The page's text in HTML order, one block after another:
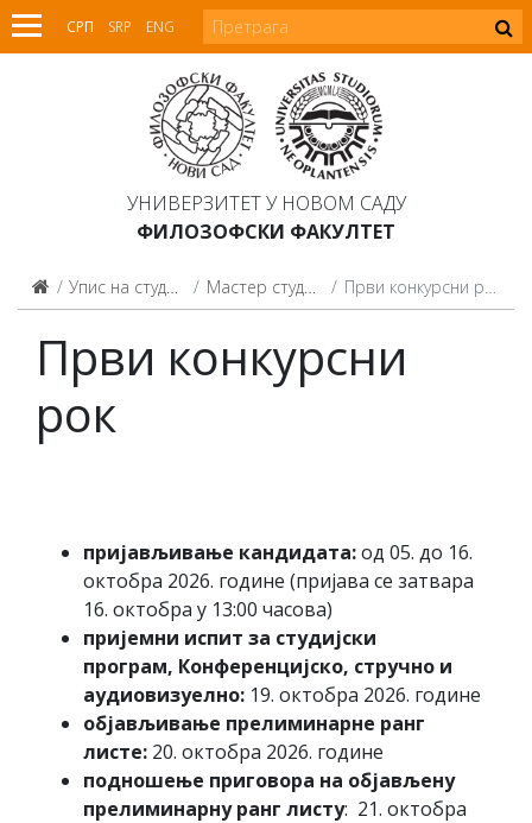
СРП SRP ENG
УНИВЕРЗИТЕТ У НОВОМ САДУ
ФИЛОЗОФСКИ ФАКУЛТЕТ
Упис на студије Мастер студије Први конкурсни рок
Први конкурсни
рок
пријављивање кандидата:од 05. до 16.
октобра 2026. године (пријава се затвара
16. октобра у 13:00 часова)
пријемни испит за студијски
програм, Конференцијско, стручно и
аудиовизуелно: 19. октобра 2026. године
објављивање прелиминарне ранг
листе: 20. октобра 2026. године
подношење приговора на објављену
прелиминарну ранг листу: 21. октобра